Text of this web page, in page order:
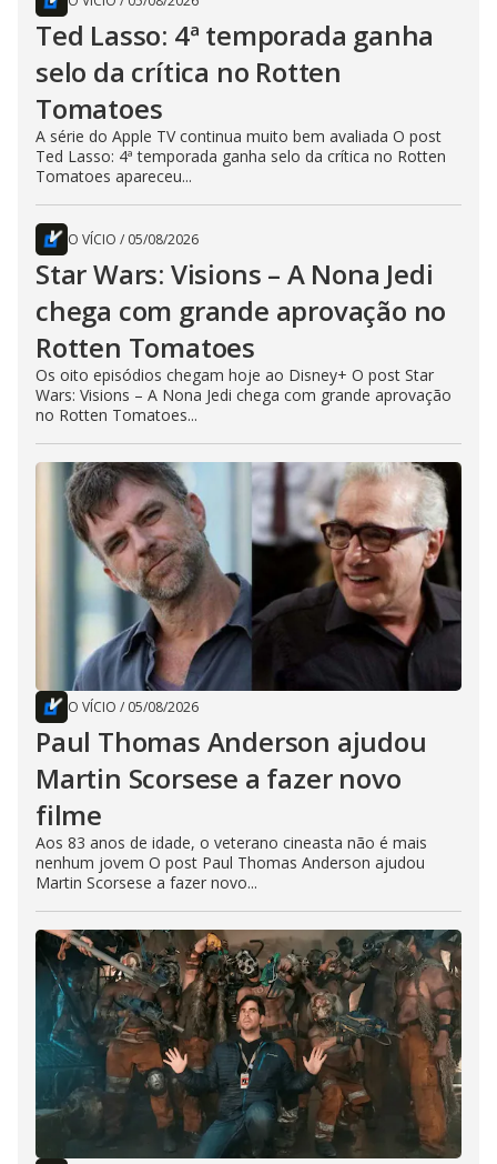
Ted Lasso: 4ª temporada ganha
selo da crítica no Rotten
Tomatoes
A série do Apple TV continua muito bem avaliada O post
Ted Lasso: 4ª temporada ganha selo da crítica no Rotten
Tomatoes apareceu...
O VÍCIO / 05/08/2026
Star Wars: Visions – A Nona Jedi
chega com grande aprovação no
Rotten Tomatoes
Os oito episódios chegam hoje ao Disney+ O post Star
Wars: Visions – A Nona Jedi chega com grande aprovação
no Rotten Tomatoes...
O VÍCIO / 05/08/2026
Paul Thomas Anderson ajudou
Martin Scorsese a fazer novo
filme
Aos 83 anos de idade, o veterano cineasta não é mais
nenhum jovem O post Paul Thomas Anderson ajudou
Martin Scorsese a fazer novo...